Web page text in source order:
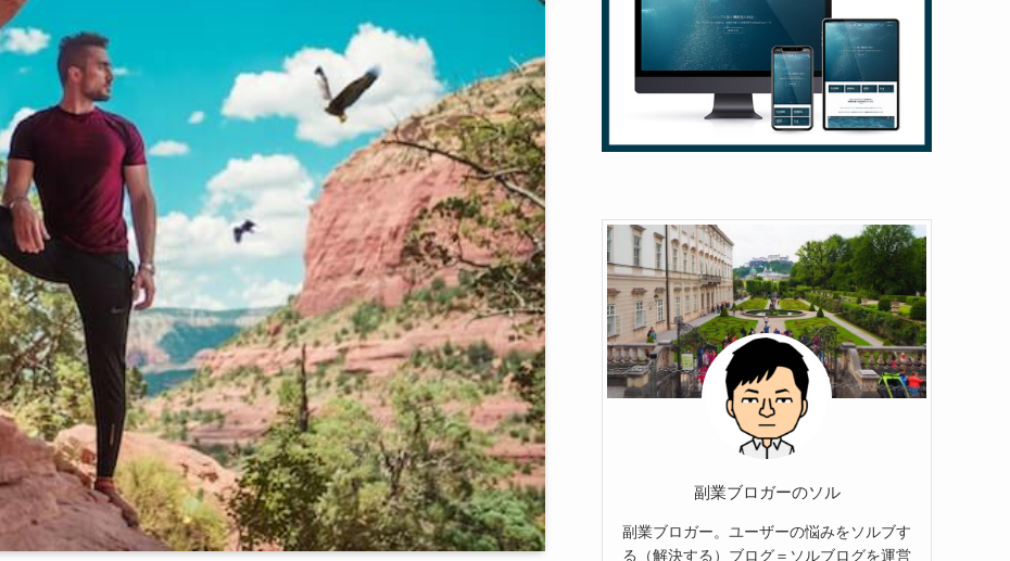
副業ブロガーのソル
副業ブロガー。ユーザーの悩みをソルブす
る（解決する）ブログ＝ソルブログを運営